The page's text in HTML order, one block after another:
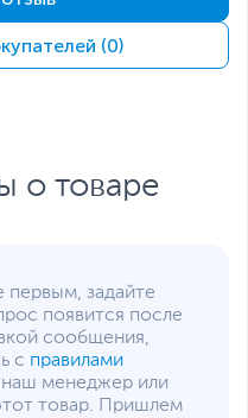
(0)
о товаре
первым, задайте
появится после
сообщения,
с правилами
наш менеджер или
товар. Пришлем